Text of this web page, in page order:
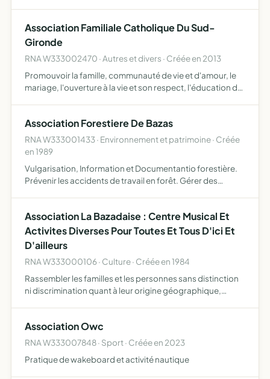
les…
Association Familiale Catholique Du Sud-
Gironde
RNA W333002470 · Autres et divers · Créée en 2013
Promouvoir la famille, communauté de vie et d'amour, le
mariage, l'ouverture à la vie et son respect, l'éducation de
Association Forestiere De Bazas
RNA W333001433 · Environnement et patrimoine · Créée
en 1989
Vulgarisation, Information et Documentantio forestière.
Prévenir les accidents de travail en forêt. Gérer des
Association La Bazadaise : Centre Musical Et
Activites Diverses Pour Toutes Et Tous D'ici Et
D'ailleurs
RNA W333000106 · Culture · Créée en 1984
Rassembler les familles et les personnes sans distinction
ni discrimination quant à leur origine géographique,
Association Owc
RNA W333007848 · Sport · Créée en 2023
Pratique de wakeboard et activité nautique